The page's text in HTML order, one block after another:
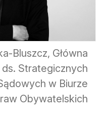
Bluszcz, Główna
Strategicznych
w Biurze
Obywatelskich